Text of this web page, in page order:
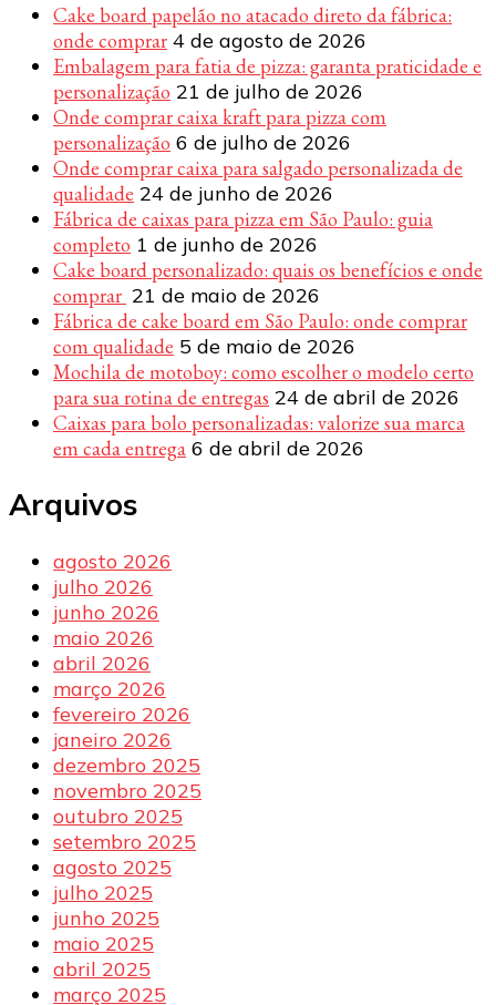
Cake board papelão no atacado direto da fábrica:
onde comprar 4 de agosto de 2026
Embalagem para fatia de pizza: garanta praticidade e
personalização 21 de julho de 2026
Onde comprar caixa kraft para pizza com
personalização 6 de julho de 2026
Onde comprar caixa para salgado personalizada de
qualidade 24 de junho de 2026
Fábrica de caixas para pizza em São Paulo: guia
completo 1 de junho de 2026
Cake board personalizado: quais os benefícios e onde
comprar 21 de maio de 2026
Fábrica de cake board em São Paulo: onde comprar
com qualidade 5 de maio de 2026
Mochila de motoboy: como escolher o modelo certo
para sua rotina de entregas 24 de abril de 2026
Caixas para bolo personalizadas: valorize sua marca
em cada entrega 6 de abril de 2026
Arquivos
agosto 2026
julho 2026
junho 2026
maio 2026
abril 2026
março 2026
fevereiro 2026
janeiro 2026
dezembro 2025
novembro 2025
outubro 2025
setembro 2025
agosto 2025
julho 2025
junho 2025
maio 2025
abril 2025
março 2025